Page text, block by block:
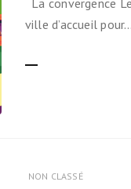
!
soutiennent
campagne
du Plaidoyer
ville d’accueil pour…
NON CLASSÉ